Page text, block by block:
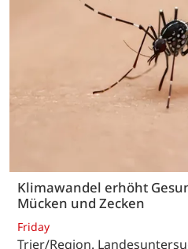
Klimawandel erhöht
Mücken und Zecken
Friday
Trier/Region.